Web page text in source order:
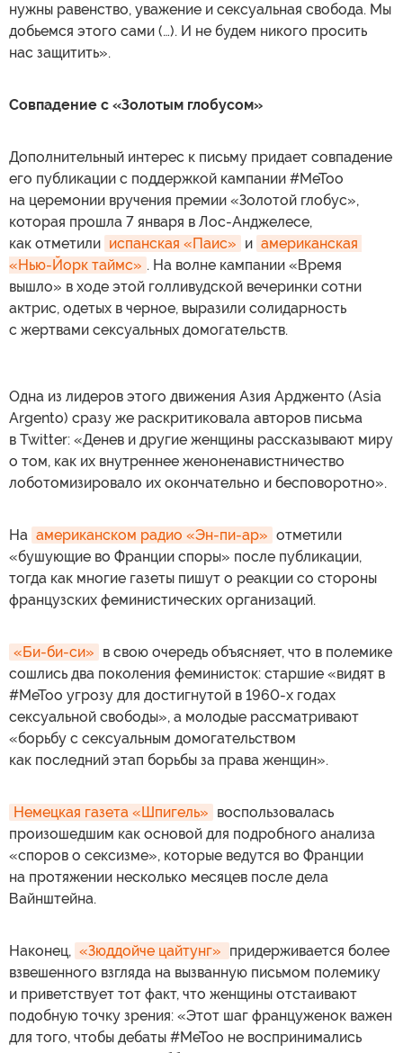
нужны равенство, уважение и сексуальная свобода. Мы
добьемся этого сами (…). И не будем никого просить
нас защитить».
Совпадение с «Золотым глобусом»
Дополнительный интерес к письму придает совпадение
его публикации с поддержкой кампании #MeToo
на церемонии вручения премии «Золотой глобус»,
которая прошла 7 января в Лос-Анджелесе,
как отметили испанская «Паис» и американская
«Нью-Йорк таймс» . На волне кампании «Время
вышло» в ходе этой голливудской вечеринки сотни
актрис, одетых в черное, выразили солидарность
с жертвами сексуальных домогательств.
Одна из лидеров этого движения Азия Ардженто (Asia
Argento) сразу же раскритиковала авторов письма
в Twitter: «Денев и другие женщины рассказывают миру
о том, как их внутреннее женоненавистничество
лоботомизировало их окончательно и бесповоротно».
На американском радио «Эн-пи-ар» отметили
«бушующие во Франции споры» после публикации,
тогда как многие газеты пишут о реакции со стороны
французских феминистических организаций.
«Би-би-си» в свою очередь объясняет, что в полемике
сошлись два поколения феминисток: старшие «видят в
#MeToo угрозу для достигнутой в 1960-х годах
сексуальной свободы», а молодые рассматривают
«борьбу с сексуальным домогательством
как последний этап борьбы за права женщин».
Немецкая газета «Шпигель» воспользовалась
произошедшим как основой для подробного анализа
«споров о сексизме», которые ведутся во Франции
на протяжении несколько месяцев после дела
Вайнштейна.
Наконец, «Зюддойче цайтунг» придерживается более
взвешенного взгляда на вызванную письмом полемику
и приветствует тот факт, что женщины отстаивают
подобную точку зрения: «Этот шаг француженок важен
для того, чтобы дебаты #MeToo не воспринимались